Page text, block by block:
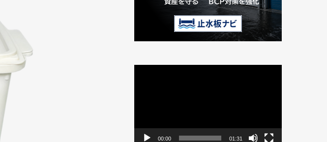
00:00 01:31